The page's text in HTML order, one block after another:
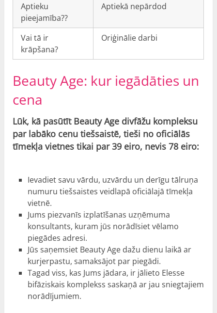
Aptieku
pieejamība??
Aptiekā nepārdod
Vai tā ir
krāpšana?
Oriģinālie darbi
Beauty Age: kur iegādāties un
cena
Lūk, kā pasūtīt Beauty Age divfāžu kompleksu
par labāko cenu tiešsaistē, tieši no oficiālās
tīmekļa vietnes tikai par 39 eiro, nevis 78 eiro:
Ievadiet savu vārdu, uzvārdu un derīgu tālruņa
numuru tiešsaistes veidlapā oficiālajā tīmekļa
vietnē.
Jums piezvanīs izplatīšanas uzņēmuma
konsultants, kuram jūs norādīsiet vēlamo
piegādes adresi.
Jūs saņemsiet Beauty Age dažu dienu laikā ar
kurjerpastu, samaksājot par piegādi.
Tagad viss, kas Jums jādara, ir jālieto Elesse
bifāziskais komplekss saskaņā ar jau sniegtajiem
norādījumiem.